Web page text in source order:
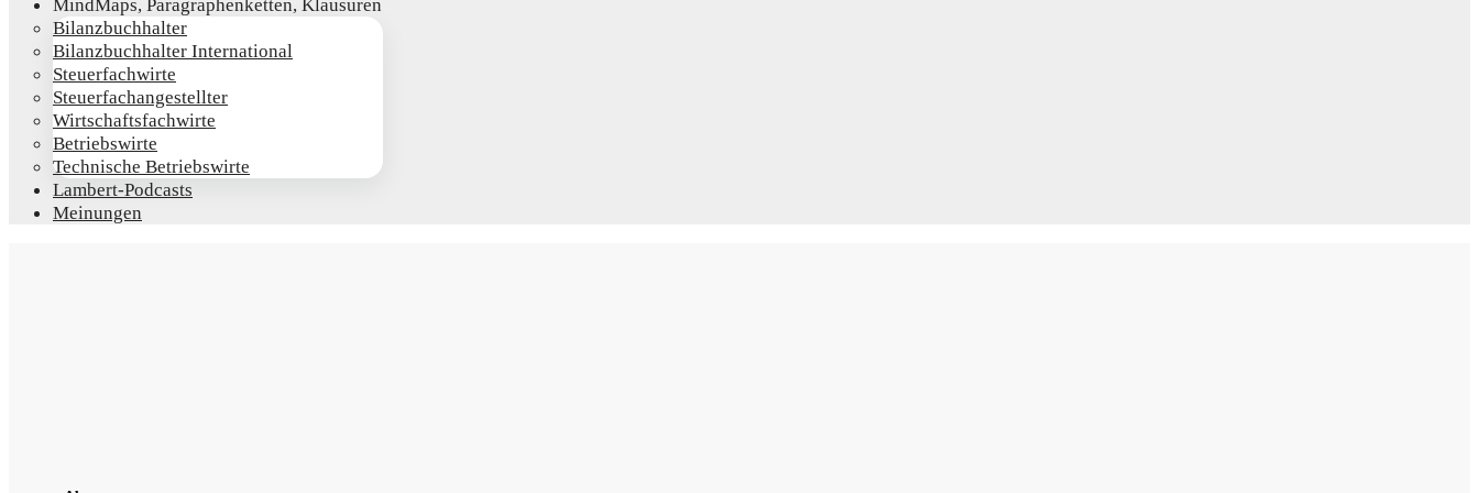
Mind­Maps, Para­gra­phen­ket­ten, Klausuren
Bilanz­buch­hal­ter
Bilanz­buch­hal­ter International
Steu­er­fach­wir­te
Steu­er­fach­an­ge­stell­ter
Wirt­schafts­fach­wir­te
Betriebs­wir­te
Tech­ni­sche Betriebswirte
Lam­­bert-Pod­­casts
Mei­nun­gen